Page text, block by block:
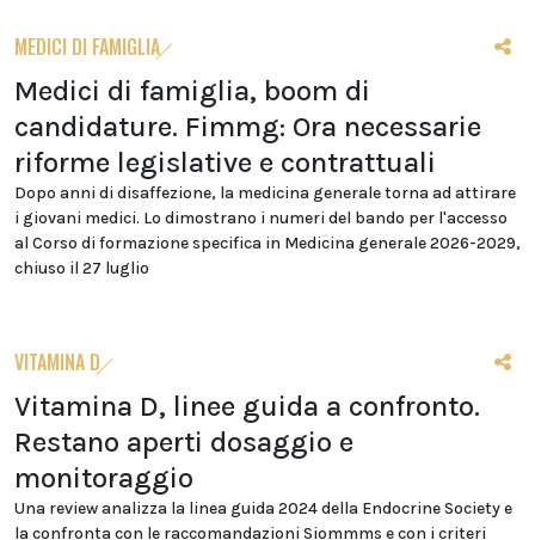
MEDICI DI FAMIGLIA
Medici di famiglia, boom di
candidature. Fimmg: Ora necessarie
riforme legislative e contrattuali
Dopo anni di disaffezione, la medicina generale torna ad attirare
i giovani medici. Lo dimostrano i numeri del bando per l'accesso
al Corso di formazione specifica in Medicina generale 2026-2029,
chiuso il 27 luglio
VITAMINA D
Vitamina D, linee guida a confronto.
Restano aperti dosaggio e
monitoraggio
Una review analizza la linea guida 2024 della Endocrine Society e
la confronta con le raccomandazioni Siommms e con i criteri